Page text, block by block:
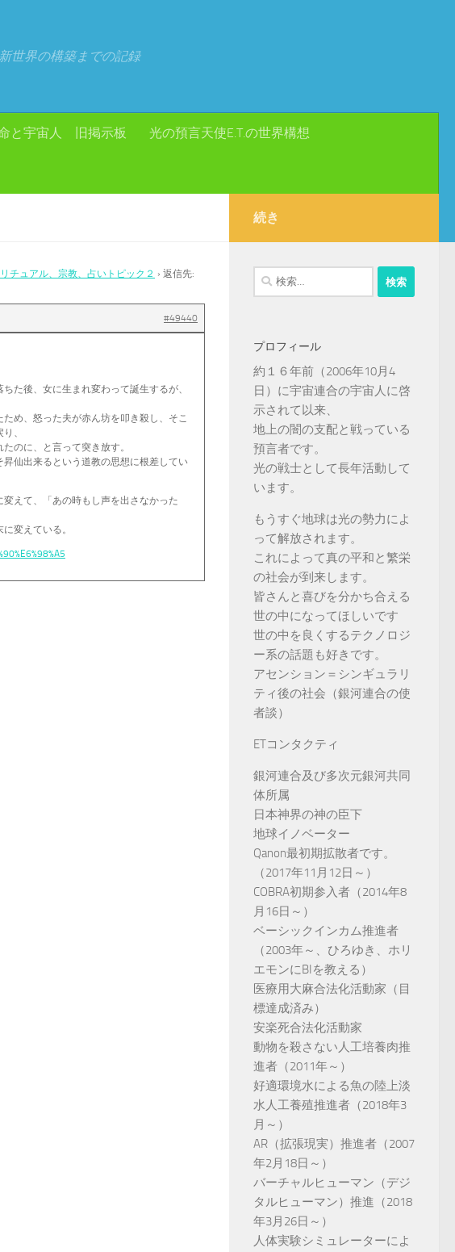
世界の構築までの記録
と宇宙人 旧掲示板 光の預言天使E.T.の世界構想
チュアル、宗教、占いトピック２ › 返信先:
#49440
た後、女に生まれ変わって誕生するが、
め、怒った夫が赤ん坊を叩き殺し、そこ
、
のに、と言って突き放す。
仙出来るという道教の思想に根差してい
えて、「あの時もし声を出さなかった
変えている。
続き
検
索:
プロフィール
約１６年前（2006年10月4
日）に宇宙連合の宇宙人に啓
示されて以来、
地上の闇の支配と戦っている
預言者です。
光の戦士として長年活動して
います。
もうすぐ地球は光の勢力によ
って解放されます。
これによって真の平和と繁栄
の社会が到来します。
皆さんと喜びを分かち合える
世の中になってほしいです
世の中を良くするテクノロジ
ー系の話題も好きです。
アセンション＝シンギュラリ
ティ後の社会（銀河連合の使
者談）
ETコンタクティ
銀河連合及び多次元銀河共同
体所属
日本神界の神の臣下
地球イノベーター
Qanon最初期拡散者です。
（2017年11月12日～）
COBRA初期参入者（2014年8
月16日～）
ベーシックインカム推進者
（2003年～、ひろゆき、ホリ
エモンにBIを教える）
医療用大麻合法化活動家（目
標達成済み）
安楽死合法化活動家
動物を殺さない人工培養肉推
進者（2011年～）
好適環境水による魚の陸上淡
水人工養殖推進者（2018年3
月～）
AR（拡張現実）推進者（2007
年2月18日～）
バーチャルヒューマン（デジ
タルヒューマン）推進（2018
年3月26日～）
人体実験シミュレーターによ